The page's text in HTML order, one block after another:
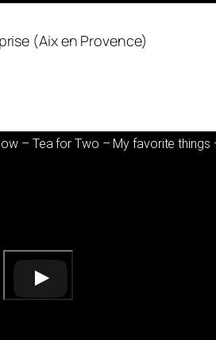
(Aix en Provence)
– Tea for Two – My favorite things